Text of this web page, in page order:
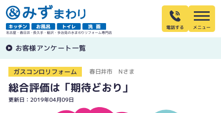
名古屋・春日井・長久手・稲沢・多治見の水まわりリフォーム専門店
電話する
お客様アンケート一覧
ガスコンロリフォーム 春日井市 Nさま
総合評価は「期待どおり」
更新日：2019年04月09日